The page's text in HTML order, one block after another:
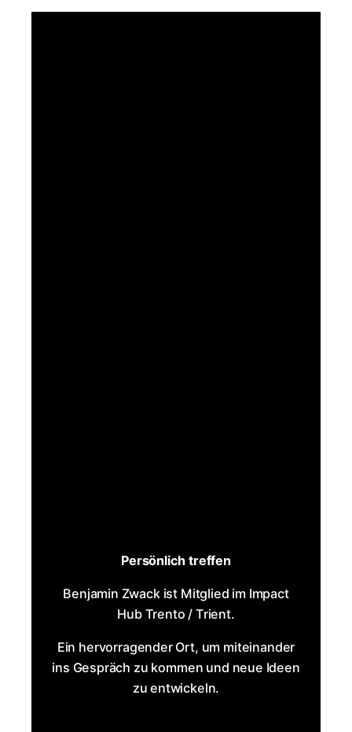
Persönlich treffen
Benjamin Zwack ist Mitglied im Impact
Hub Trento / Trient.
Ein hervorragender Ort, um miteinander
ins Gespräch zu kommen und neue Ideen
zu entwickeln.